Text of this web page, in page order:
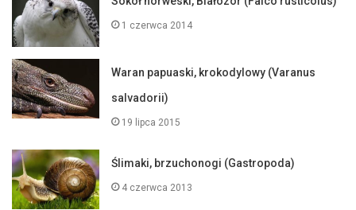
1 czerwca 2014
Waran papuaski, krokodylowy (Varanus
salvadorii)
19 lipca 2015
Ślimaki, brzuchonogi (Gastropoda)
4 czerwca 2013